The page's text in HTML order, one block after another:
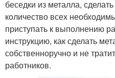
беседки из металла,
количество всех
приступать к выполнению
инструкцию, как сделать
собственноручно и не
работников.